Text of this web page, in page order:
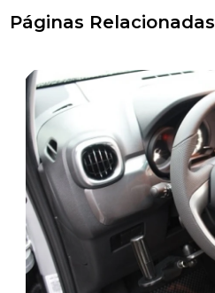
Páginas Relacionadas